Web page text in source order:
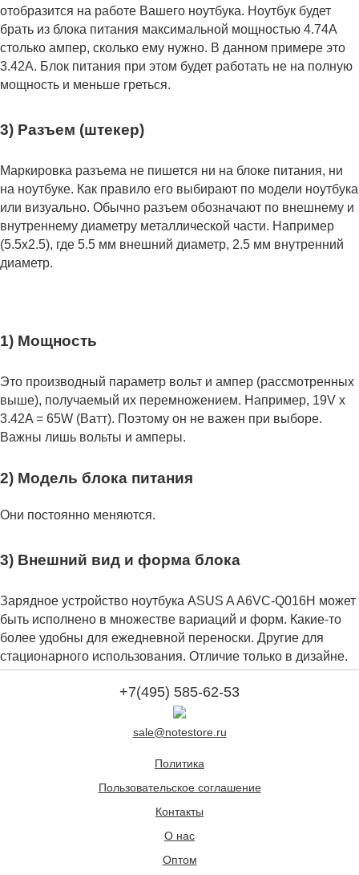
отобразится на работе Вашего ноутбука. Ноутбук будет
брать из блока питания максимальной мощностью 4.74А
столько ампер, сколько ему нужно. В данном примере это
3.42А. Блок питания при этом будет работать не на полную
мощность и меньше греться.
3) Разъем (штекер)
Маркировка разъема не пишется ни на блоке питания, ни
на ноутбуке. Как правило его выбирают по модели ноутбука
или визуально. Обычно разъем обозначают по внешнему и
внутреннему диаметру металлической части. Например
(5.5x2.5), где 5.5 мм внешний диаметр, 2.5 мм внутренний
диаметр.
1) Мощность
Это производный параметр вольт и ампер (рассмотренных
выше), получаемый их перемножением. Например, 19V x
3.42A = 65W (Ватт). Поэтому он не важен при выборе.
Важны лишь вольты и амперы.
2) Модель блока питания
Они постоянно меняются.
3) Внешний вид и форма блока
Зарядное устройство ноутбука ASUS A A6VC-Q016H может
быть исполнено в множестве вариаций и форм. Какие-то
более удобны для ежедневной переноски. Другие для
стационарного использования. Отличие только в дизайне.
+7(495) 585-62-53
sale@notestore.ru
Политика
Пользовательское соглашение
Контакты
О нас
Оптом